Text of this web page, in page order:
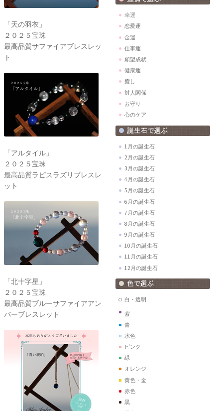
「天の羽衣」
２０２５宝珠
最高品質サファイアブレスレッ
ト
「アルタイル」
２０２５宝珠
最高品質ラピスラズリブレスレ
ット
「北十字星」
２０２５宝珠
最高品質ブルーサファイアアン
バーブレスレット
幸運
恋愛運
金運
仕事運
願望成就
健康運
癒し
対人関係
お守り
心のケア
1月の誕生石
2月の誕生石
3月の誕生石
4月の誕生石
5月の誕生石
6月の誕生石
7月の誕生石
8月の誕生石
9月の誕生石
10月の誕生石
11月の誕生石
12月の誕生石
白・透明
紫
青
水色
ピンク
緑
オレンジ
黄色・金
赤色
黒